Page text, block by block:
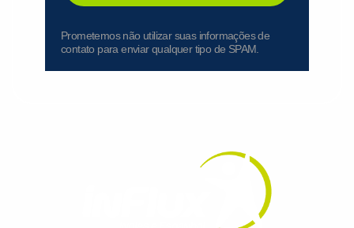
Prometemos não utilizar suas informações de
contato para enviar qualquer tipo de SPAM.